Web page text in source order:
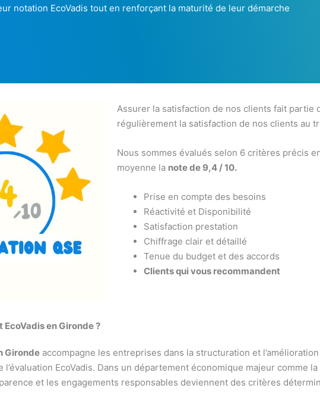
notation EcoVadis tout en renforçant la maturité de leur démarche
Assurer la satisfaction de nos clients fait partie
régulièrement la satisfaction de nos clients au
Nous sommes évalués selon 6 critères précis
moyenne la note de 9,4 / 10.
Prise en compte des besoins
Réactivité et Disponibilité
Satisfaction prestation
Chiffrage clair et détaillé
Tenue du budget et des accords
Clients qui vous recommandent
EcoVadis en Gironde ?
Gironde accompagne les entreprises dans la structuration et
l’évaluation EcoVadis. Dans un département économique majeur comme
et les engagements responsables deviennent des critères